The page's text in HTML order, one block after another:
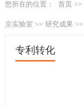
您所在的位置： 首页 >>
京实验室 >> 研究成果 >>
专利转化